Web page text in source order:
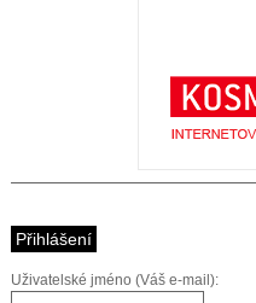
Přihlášení
Uživatelské jméno (Váš e-mail):